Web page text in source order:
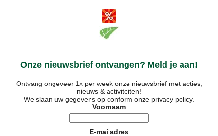
Onze nieuwsbrief ontvangen? Meld je aan!
Ontvang ongeveer 1x per week onze nieuwsbrief met acties,
nieuws & activiteiten!
We slaan uw gegevens op conform onze privacy policy.
Voornaam
E-mailadres